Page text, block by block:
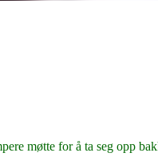
møtte for å ta seg opp